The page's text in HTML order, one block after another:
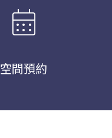
calendar_month
空間預約